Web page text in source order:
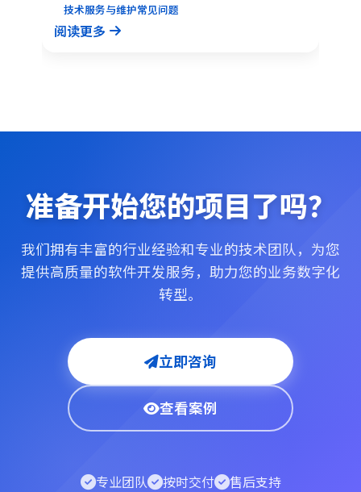
技术服务与维护常见问题
阅读更多
准备开始您的项目了吗？
我们拥有丰富的行业经验和专业的技术团队，为您
提供高质量的软件开发服务，助力您的业务数字化
转型。
立即咨询
查看案例
专业团队 按时交付 售后支持